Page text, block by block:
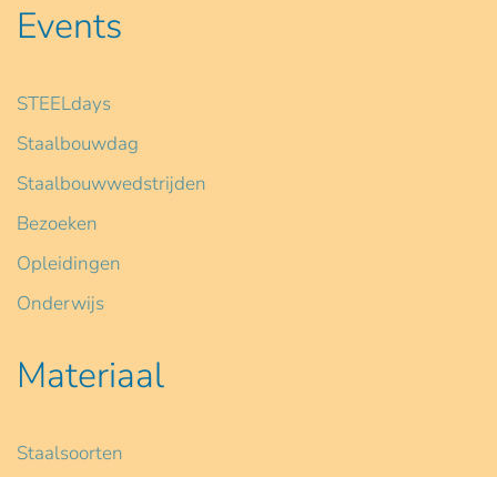
Events
STEELdays
Staalbouwdag
Staalbouwwedstrijden
Bezoeken
Opleidingen
Onderwijs
Materiaal
Staalsoorten